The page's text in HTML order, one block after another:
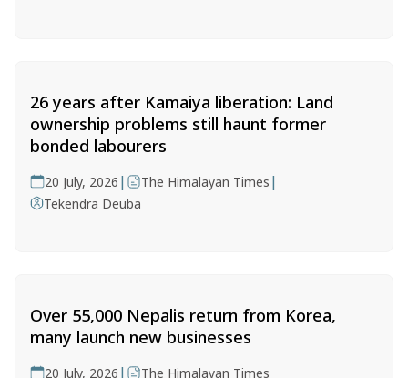
26 years after Kamaiya liberation: Land
ownership problems still haunt former
bonded labourers
20 July, 2026 | The Himalayan Times |
Tekendra Deuba
Over 55,000 Nepalis return from Korea,
many launch new businesses
20 July, 2026 | The Himalayan Times